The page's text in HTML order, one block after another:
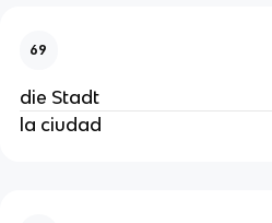
69
die Stadt
la ciudad